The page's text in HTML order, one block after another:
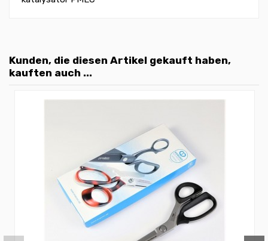
Kunden, die diesen Artikel gekauft haben,
kauften auch ...